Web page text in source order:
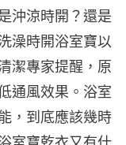
沖涼時開？還是
澡時開浴室寶以
潔專家提醒，原
通風效果。浴室
，到底應該幾時